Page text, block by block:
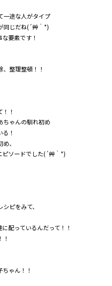
人がタイプ
じだね(´艸｀*)
要素です！
整理整頓！！
！
ゃんの馴れ初め
！
、
ソードでした(´艸｀*)
ピをみて、
配っているんだって！！
ゃん！！